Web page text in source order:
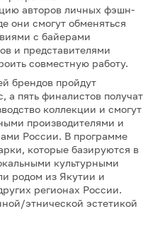
авторов личных фэшн-
они смогут обменяться
с байерами
и представителями
совместную работу.
брендов пройдут
а пять финалистов получат
коллекции и смогут
производителями и
России. В программе
которые базируются в
культурными
родом из Якутии и
регионах России.
этнической эстетикой